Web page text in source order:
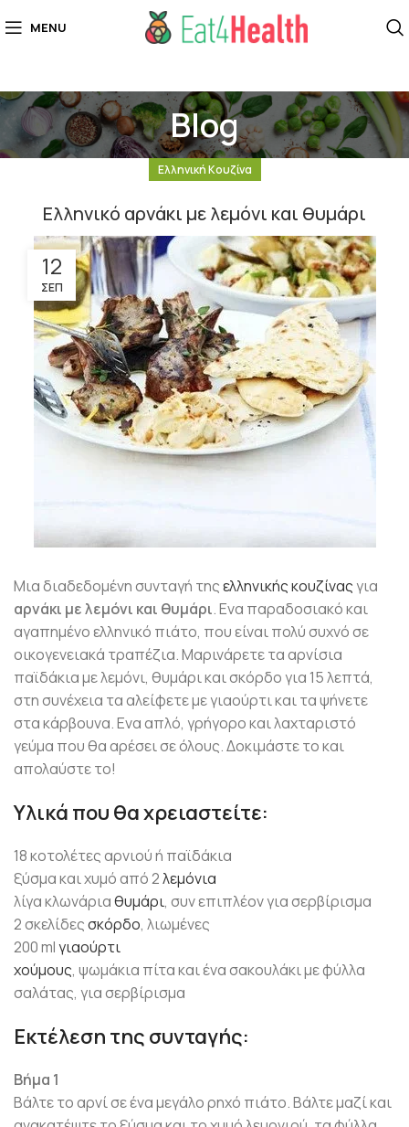
MENU
Blog
Ελληνική Κουζίνα
Ελληνικό αρνάκι με λεμόνι και θυμάρι
12
ΣΕΠ
Μια διαδεδομένη συνταγή τηςελληνικής κουζίναςγια
αρνάκι με λεμόνι και θυμάρι. Ενα παραδοσιακό και
αγαπημένο ελληνικό πιάτο, που είναι πολύ συχνό σε
οικογενειακά τραπέζια. Μαρινάρετε τα αρνίσια
παϊδάκια με λεμόνι, θυμάρι και σκόρδο για 15 λεπτά,
στη συνέχεια τα αλείφετε με γιαούρτι και τα ψήνετε
στα κάρβουνα. Ενα απλό, γρήγορο και λαχταριστό
γεύμα που θα αρέσει σε όλους. Δοκιμάστε το και
απολαύστε το!
Υλικά που θα χρειαστείτε:
18 κοτολέτες αρνιού ή παϊδάκια
ξύσμα και χυμό από 2λεμόνια
λίγα κλωνάριαθυμάρι, συν επιπλέον για σερβίρισμα
2 σκελίδεςσκόρδο, λιωμένες
200 mlγιαούρτι
χούμους, ψωμάκια πίτα και ένα σακουλάκι με φύλλα
σαλάτας, για σερβίρισμα
Εκτέλεση της συνταγής:
Βήμα 1
Βάλτε το αρνί σε ένα μεγάλο ρηχό πιάτο. Βάλτε μαζί και